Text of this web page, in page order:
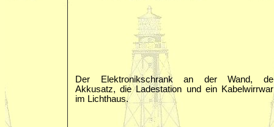
Der Elektronikschrank an der Wand,
Akkusatz, die Ladestation und ein
im Lichthaus.